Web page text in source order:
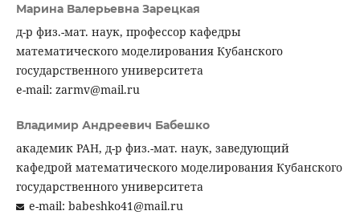
Марина Валерьевна Зарецкая
д-р физ.-мат. наук, профессор кафедры
математического моделирования Кубанского
государственного университета
e-mail: zarmv@mail.ru
Владимир Андреевич Бабешко
академик РАН, д-р физ.-мат. наук, заведующий
кафедрой математического моделирования Кубанского
государственного университета
e-mail: babeshko41@mail.ru